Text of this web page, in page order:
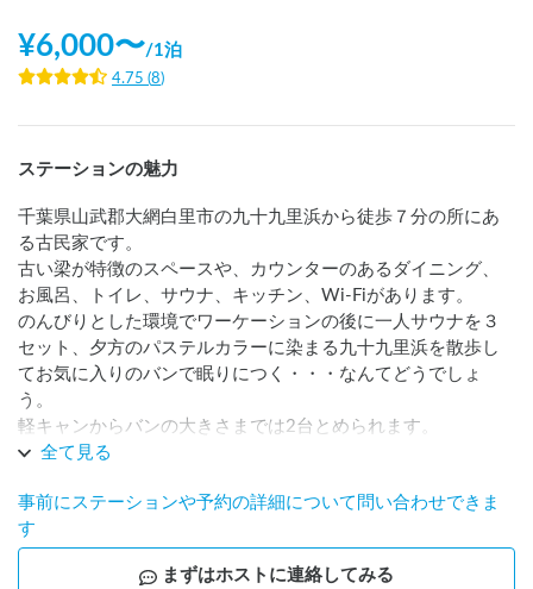
¥6,000〜/1泊
4.75 (8)
ステーションの魅力
千葉県山武郡大網白里市の九十九里浜から徒歩７分の所にあ
る古民家です。
古い梁が特徴のスペースや、カウンターのあるダイニング、
お風呂、トイレ、サウナ、キッチン、Wi-Fiがあります。
のんびりとした環境でワーケーションの後に一人サウナを３
セット、夕方のパステルカラーに染まる九十九里浜を散歩し
てお気に入りのバンで眠りにつく・・・なんてどうでしょ
う。
軽キャンからバンの大きさまでは2台とめられます。
全て見る
事前にステーションや予約の詳細について問い合わせできま
す
まずはホストに連絡してみる